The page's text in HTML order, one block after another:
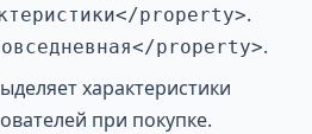
property>.
property>.
характеристики
при покупке.